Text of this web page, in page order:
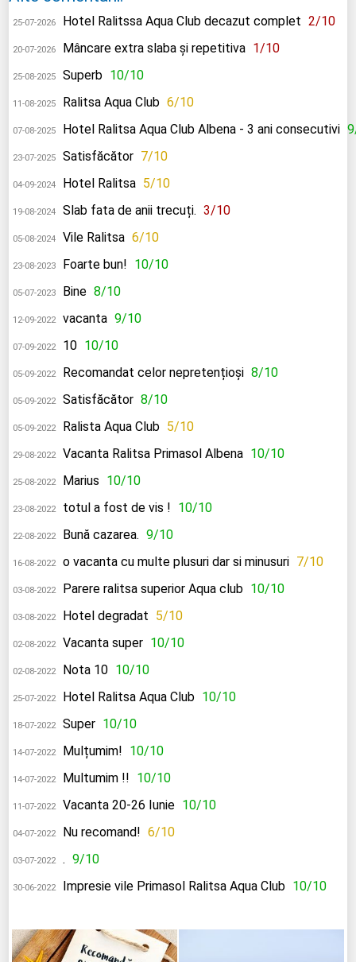
25-07-2026 Hotel Ralitssa Aqua Club decazut complet 2/10
20-07-2026 Mâncare extra slaba și repetitiva 1/10
25-08-2025 Superb 10/10
11-08-2025 Ralitsa Aqua Club 6/10
07-08-2025 Hotel Ralitsa Aqua Club Albena - 3 ani consecutivi
23-07-2025 Satisfăcător 7/10
04-09-2024 Hotel Ralitsa 5/10
19-08-2024 Slab fata de anii trecuți. 3/10
05-08-2024 Vile Ralitsa 6/10
23-08-2023 Foarte bun! 10/10
05-07-2023 Bine 8/10
12-09-2022 vacanta 9/10
07-09-2022 10 10/10
05-09-2022 Recomandat celor nepretențioși 8/10
05-09-2022 Satisfăcător 8/10
05-09-2022 Ralista Aqua Club 5/10
29-08-2022 Vacanta Ralitsa Primasol Albena 10/10
25-08-2022 Marius 10/10
23-08-2022 totul a fost de vis ! 10/10
22-08-2022 Bună cazarea. 9/10
16-08-2022 o vacanta cu multe plusuri dar si minusuri 7/10
03-08-2022 Parere ralitsa superior Aqua club 10/10
03-08-2022 Hotel degradat 5/10
02-08-2022 Vacanta super 10/10
02-08-2022 Nota 10 10/10
25-07-2022 Hotel Ralitsa Aqua Club 10/10
18-07-2022 Super 10/10
14-07-2022 Mulțumim! 10/10
14-07-2022 Multumim !! 10/10
11-07-2022 Vacanta 20-26 Iunie 10/10
04-07-2022 Nu recomand! 6/10
03-07-2022 . 9/10
30-06-2022 Impresie vile Primasol Ralitsa Aqua Club 10/10